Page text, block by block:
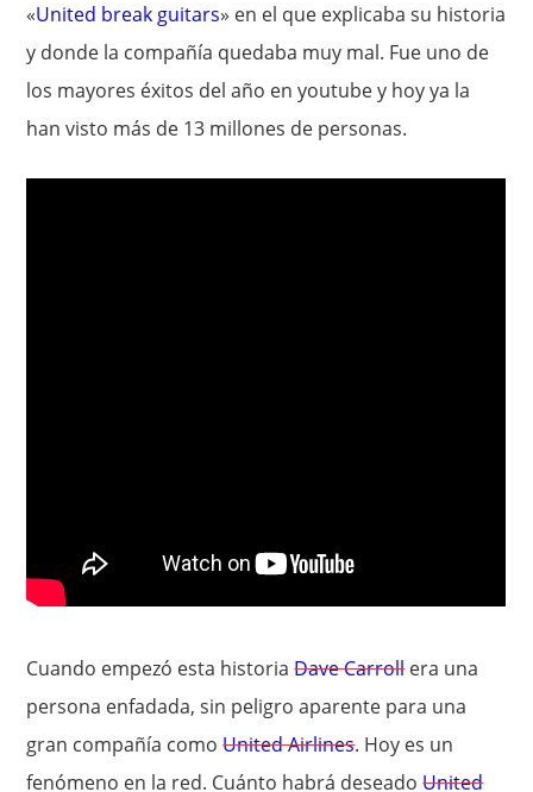
«United break guitars» en el que explicaba su historia
y donde la compañía quedaba muy mal. Fue uno de
los mayores éxitos del año en youtube y hoy ya la
han visto más de 13 millones de personas.
Cuando empezó esta historiaDave Carrollera una
persona enfadada, sin peligro aparente para una
gran compañía comoUnited Airlines. Hoy es un
fenómeno en la red. Cuánto habrá deseadoUnited